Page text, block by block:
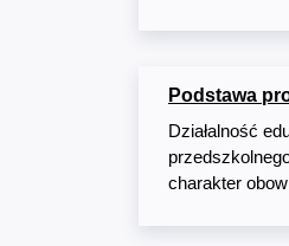
Podstawa
Działalność
charakter